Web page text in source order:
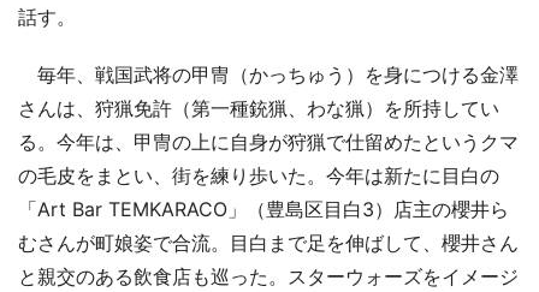
話す。
毎年、戦国武将の甲冑（かっちゅう）を身につける金澤
さんは、狩猟免許（第一種銃猟、わな猟）を所持してい
る。今年は、甲冑の上に自身が狩猟で仕留めたというクマ
の毛皮をまとい、街を練り歩いた。今年は新たに目白の
「Art Bar TEMKARACO」（豊島区目白3）店主の櫻井ら
むさんが町娘姿で合流。目白まで足を伸ばして、櫻井さん
と親交のある飲食店も巡った。スターウォーズをイメージ